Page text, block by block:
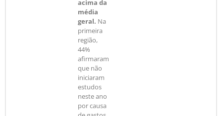
acima da
média
geral. Na
primeira
região,
44%
afirmaram
que não
iniciaram
estudos
neste ano
por causa